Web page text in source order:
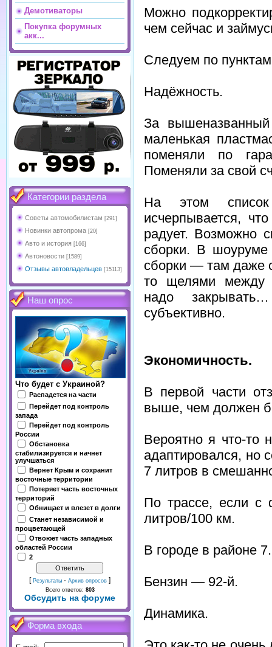
Демотиваторы
Покупка форумных
акк...
Категории раздела
Советы автомобилистам [291]
Новинки автопрома [20]
Авто и история [166]
Автоновости [1589]
Отзывы автовладельцев [15113]
Наш опрос
Что будет с Украиной?
Распадется на части
Перейдет под контроль
запада
Перейдет под контроль
России
Обстановка
стабилизируется и начнет
улучшаться
Вернет Крым и сохранит
восточные территории
Потеряет часть восточных
территорий
Обнищает и влезет в долги
Станет независимой и
процветающей
Отвоюет часть западных
областей России
2
[ Результаты · Архив опросов ]
Всего ответов: 803
Обсудить на форуме
Форма входа
Mожно
чем сейчас и
Следуем по
Надёжность.
За
маленькая
поменяли по
Поменяли за свой
На этом
исчерпывается,
радует. Возможно
сборки. В шоуруме
сборки — там даже
то щелями между
надо
субъективно.
Экономичность.
В первой части
выше, чем должен
Вероятно я что-то
адаптировался, но
7 литров в
По трассе, если с
литров/100 км.
В городе в районе
Бензин — 92-й.
Динамика.